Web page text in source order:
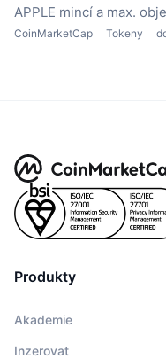
APPLE mincí a max.
CoinMarketCap Tokeny
Produkty
Akademie
Inzerovat